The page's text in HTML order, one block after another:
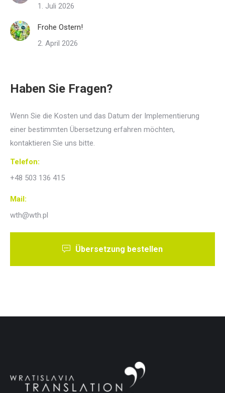
1. Juli 2026
Frohe Ostern!
2. April 2026
Haben Sie Fragen?
Wenn Sie die Kosten und das Datum der Implementierung
einer bestimmten Übersetzung erfahren möchten,
kontaktieren Sie uns bitte.
Telefon:
+48 503 136 415
Mail:
wth@wth.pl
Übersetzung bestellen